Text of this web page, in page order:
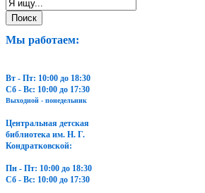
Мы работаем:
Вт - Пт: 10:00 до 18:30
Сб - Вс: 10:00 до 17:30
Выходной - понедельник
Центральная детская
библиотека им. Н. Г.
Кондратковской:
Пн - Пт: 10:00 до 18:30
Сб - Вс: 10:00 до 17:30